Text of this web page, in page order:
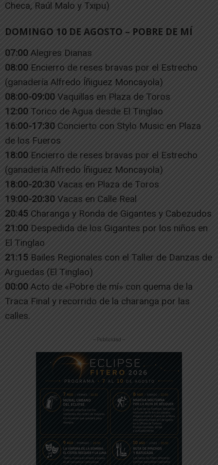
Checa, Raúl Malo y Txipu)
DOMINGO 10 DE AGOSTO – POBRE DE MÍ
07:00 Alegres Dianas
08:00 Encierro de reses bravas por el Estrecho
(ganadería Alfredo Íñiguez Moncayola)
08:00-09:00 Vaquillas en Plaza de Toros
12:00 Torico de Agua desde El Tinglao
16:00-17:30 Concierto con Stylo Music en Plaza
de los Fueros
18:00 Encierro de reses bravas por el Estrecho
(ganadería Alfredo Íñiguez Moncayola)
18:00-20:30 Vacas en Plaza de Toros
19:00-20:30 Vacas en Calle Real
20:45 Charanga y Ronda de Gigantes y Cabezudos
21:00 Despedida de los Gigantes por los niños en
El Tinglao
21:15 Bailes Regionales con el Taller de Danzas de
Arguedas (El Tinglao)
00:00 Acto de «Pobre de mí» con quema de la
Traca Final y recorrido de la charanga por las
calles.
-- Publicidad --